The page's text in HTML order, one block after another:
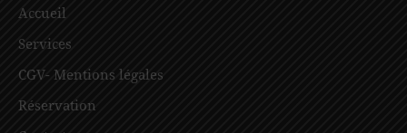
Accueil
Services
CGV- Mentions légales
Réservation